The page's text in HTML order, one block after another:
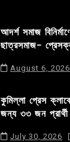
আদর্শ সমাজ
ছাত্রসমাজ-
August 6, 2026
কুমিল্লা প্রেস
জন্য ৩৩ জন
July 30, 2026